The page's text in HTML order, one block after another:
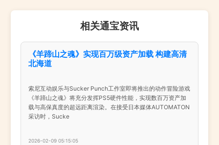
相关通宝资讯
《羊蹄山之魂》实现百万级资产加载 构建高清
北海道
索尼互动娱乐与Sucker Punch工作室即将推出的动作冒险游戏
《羊蹄山之魂》将充分发挥PS5硬件性能，实现数百万资产加
载与高保真度的超远距离渲染。在接受日本媒体AUTOMATON
采访时，Sucke
2026-02-09 05:15:05